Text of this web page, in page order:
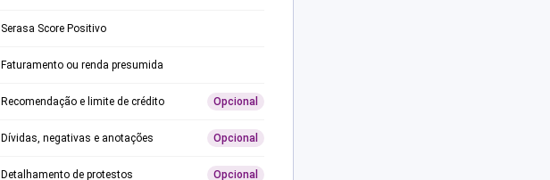
Serasa Score Positivo
Faturamento ou renda presumida
Recomendação e limite de crédito Opcional
Dívidas, negativas e anotações Opcional
Detalhamento de protestos Opcional